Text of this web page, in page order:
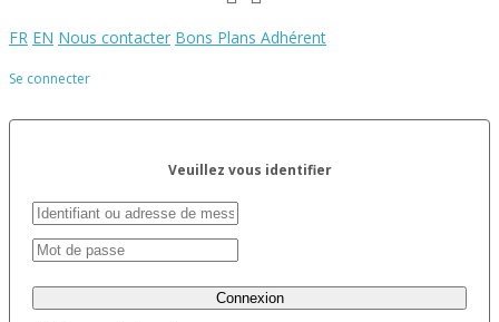
FR EN Nous contacter Bons Plans Adhérent
Se connecter
Veuillez vous identifier